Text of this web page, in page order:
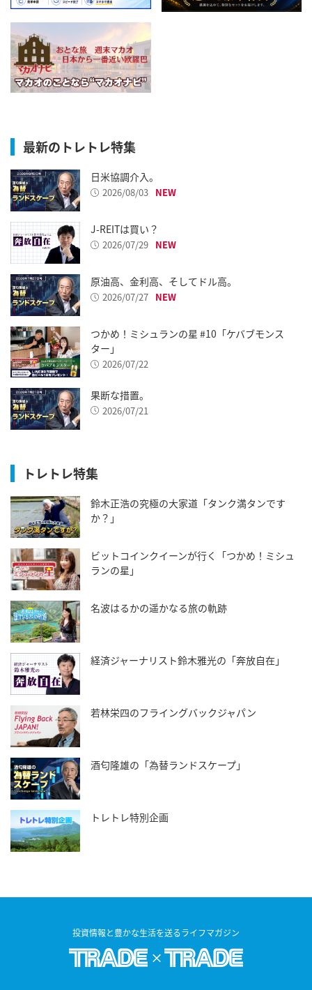
最新のトレトレ特集
日米協調介入。
2026/08/03
J-REITは買い？
2026/07/29
原油高、金利高、そしてドル高。
2026/07/27
つかめ！ミシュランの星 #10「ケバブモンス
ター」
2026/07/22
果断な措置。
2026/07/21
トレトレ特集
鈴木正浩の究極の大家道「タンク満タンです
か？」
ビットコインクイーンが行く「つかめ！ミシュ
ランの星」
名波はるかの遥かなる旅の軌跡
経済ジャーナリスト鈴木雅光の「奔放自在」
若林栄四のフライングバックジャパン
酒匂隆雄の「為替ランドスケープ」
トレトレ特別企画
投資情報と豊かな生活を送るライフマガジン